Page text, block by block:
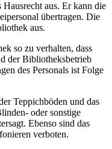
aus. Er kann die
übertragen. Die
aus.
so zu verhalten, dass
der Bibliotheksbetrieb
des Personals ist Folge
Teppichböden und das
oder sonstige
Ebenso sind das
verboten.